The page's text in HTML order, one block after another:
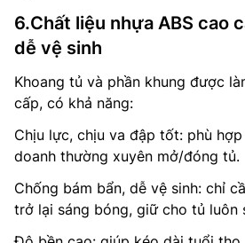
6.Chất liệu nhựa ABS cao
dễ vệ sinh
Khoang tủ và phần khung được
cấp, có khả năng:
Chịu lực, chịu va đập tốt: phù
doanh thường xuyên mở/đóng tủ.
Chống bám bẩn, dễ vệ sinh: chỉ
trở lại sáng bóng, giữ cho tủ luôn